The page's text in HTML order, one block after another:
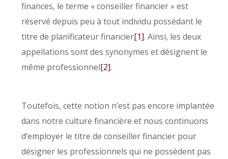
finances, le terme « conseiller financier » est
réservé depuis peu à tout individu possédant le
titre de planificateur financier[1]. Ainsi, les deux
appellations sont des synonymes et désignent le
même professionnel[2].
Toutefois, cette notion n’est pas encore implantée
dans notre culture financière et nous continuons
d’employer le titre de conseiller financier pour
désigner les professionnels qui ne possèdent pas